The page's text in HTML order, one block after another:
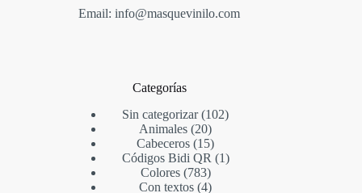
Email: info@masquevinilo.com
Categorías
Sin categorizar 102
Animales 20
Cabeceros 15
Códigos Bidi QR
1
Colores 783
Con textos 4